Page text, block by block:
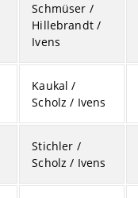
Schmüser /
Hillebrandt /
Ivens
Kaukal /
Scholz / Ivens
Stichler /
Scholz / Ivens